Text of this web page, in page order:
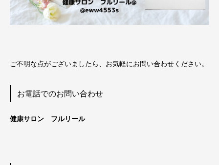
ご不明な点がございましたら、お気軽にお問い合わせください。
お電話でのお問い合わせ
健康サロン フルリール